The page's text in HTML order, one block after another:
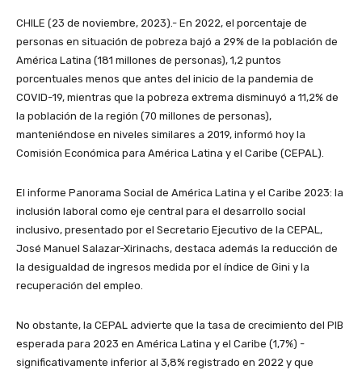
CHILE (23 de noviembre, 2023).- En 2022, el porcentaje de
personas en situación de pobreza bajó a 29% de la población de
América Latina (181 millones de personas), 1,2 puntos
porcentuales menos que antes del inicio de la pandemia de
COVID-19, mientras que la pobreza extrema disminuyó a 11,2% de
la población de la región (70 millones de personas),
manteniéndose en niveles similares a 2019, informó hoy la
Comisión Económica para América Latina y el Caribe (CEPAL).
El informe Panorama Social de América Latina y el Caribe 2023: la
inclusión laboral como eje central para el desarrollo social
inclusivo, presentado por el Secretario Ejecutivo de la CEPAL,
José Manuel Salazar-Xirinachs, destaca además la reducción de
la desigualdad de ingresos medida por el índice de Gini y la
recuperación del empleo.
No obstante, la CEPAL advierte que la tasa de crecimiento del PIB
esperada para 2023 en América Latina y el Caribe (1,7%) -
significativamente inferior al 3,8% registrado en 2022 y que